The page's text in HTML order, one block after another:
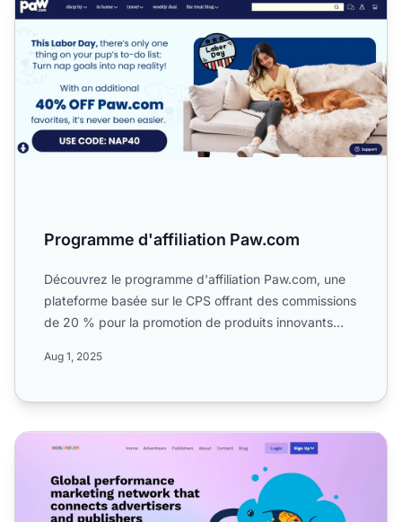
Programme d'affiliation Paw.com
Découvrez le programme d'affiliation Paw.com, une
plateforme basée sur le CPS offrant des commissions
de 20 % pour la promotion de produits innovants
Aug 1, 2025
Programme d'affiliation Moonrover